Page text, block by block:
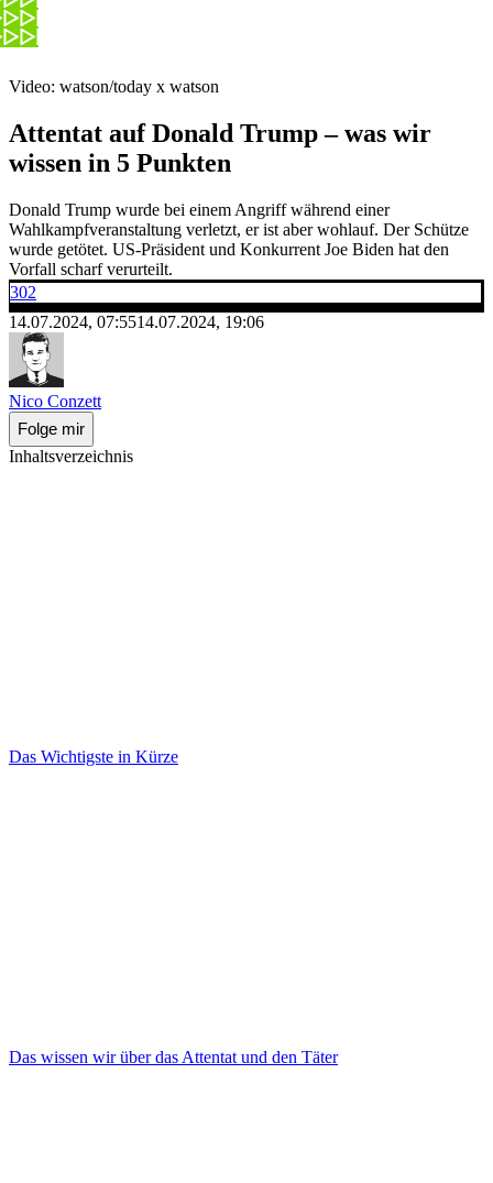
Video: watson/today x watson
Attentat auf Donald Trump – was wir
wissen in 5 Punkten
Donald Trump wurde bei einem Angriff während einer
Wahlkampfveranstaltung verletzt, er ist aber wohlauf. Der Schütze
wurde getötet. US-Präsident und Konkurrent Joe Biden hat den
Vorfall scharf verurteilt.
302
14.07.2024, 07:5514.07.2024, 19:06
Nico Conzett
Folge mir
Inhaltsverzeichnis
Das Wichtigste in Kürze
Das wissen wir über das Attentat und den Täter